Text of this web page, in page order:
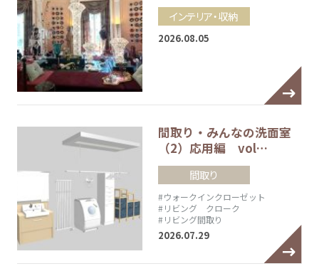
インテリア・収納
2026.08.05
間取り・みんなの洗面室
（2）応用編 vol…
間取り
#ウォークインクローゼット
#リビング クローク
#リビング間取り
2026.07.29